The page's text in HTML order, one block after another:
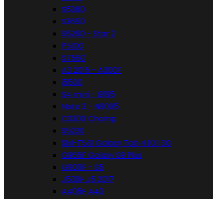
S5360
S3650
S5260 - Star 2
P5100
S7560
A3 2015 - A300F
i5500
S4 mini - I9195
Note 3 - N9005
C3300 Champ
S5230
SM-T531 Galaxy Tab 4 10.1 3G
G965F Galaxy S9 Plus
G900F - S5
J530F J5 2017
A405F A40